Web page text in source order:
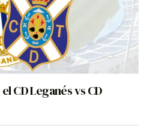
CD Leganés vs CD